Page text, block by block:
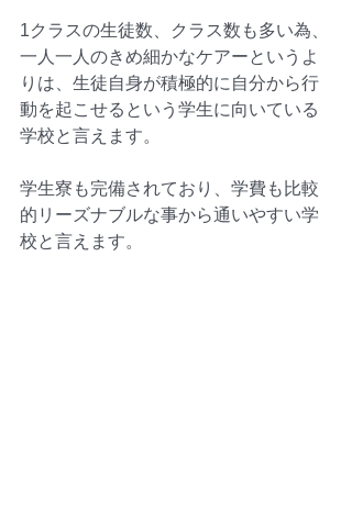
1クラスの生徒数、クラス数も多い為、
一人一人のきめ細かなケアーというよ
りは、生徒自身が積極的に自分から行
動を起こせるという学生に向いている
学校と言えます。
学生寮も完備されており、学費も比較
的リーズナブルな事から通いやすい学
校と言えます。